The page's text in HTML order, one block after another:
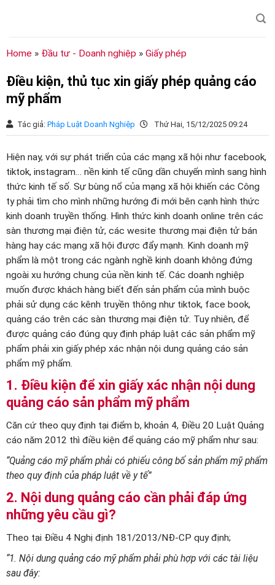
dung
Home » Đầu tư - Doanh nghiệp » Giấy phép
Điều kiện, thủ tục xin giấy phép quảng cáo
mỹ phẩm
Tác giả: Pháp Luật Doanh Nghiệp Thứ Hai, 15/12/2025 09:24
Hiện nay, với sự phát triển của các mạng xã hội như facebook,
tiktok, instagram… nền kinh tế cũng dần chuyển mình sang hình
thức kinh tế số. Sự bùng nổ của mạng xã hội khiến các Công
ty phải tìm cho mình những hướng đi mới bên cạnh hình thức
kinh doanh truyền thống. Hình thức kinh doanh online trên các
sàn thương mại điện tử, các wesite thương mại điện tử bán
hàng hay các mạng xã hội được đẩy mạnh. Kinh doanh mỹ
phẩm là một trong các ngành nghề kinh doanh không đứng
ngoài xu hướng chung của nền kinh tế. Các doanh nghiệp
muốn được khách hàng biết đến sản phẩm của mình buộc
phải sử dụng các kênh truyền thông như tiktok, face book,
quảng cáo trên các sàn thương mại điện tử. Tuy nhiên, để
được quảng cáo đúng quy định pháp luật các sản phẩm mỹ
phẩm phải xin giấy phép xác nhận nội dung quảng cáo sản
phẩm mỹ phẩm.
1. Điều kiện để xin giấy xác nhận nội dung
quảng cáo sản phẩm mỹ phẩm
Căn cứ theo quy định tại điểm b, khoản 4, Điều 20 Luật Quảng
cáo năm 2012 thì điều kiện để quảng cáo mỹ phẩm như sau:
“Quảng cáo mỹ phẩm phải có phiếu công bố sản phẩm mỹ phẩm
theo quy định của pháp luật về y tế”
2. Nội dung quảng cáo cần phải đáp ứng
những yêu cầu gì?
Theo tại Điều 4 Nghị định 181/2013/NĐ-CP quy định;
“1. Nội dung quảng cáo mỹ phẩm phải phù hợp với các tài liệu
sau đây: